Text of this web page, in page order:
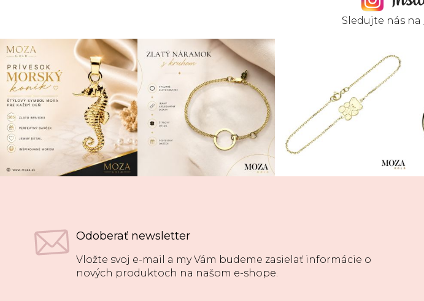
Sledujte nás na
Odoberať newsletter
Vložte svoj e-mail a my Vám budeme zasielať informácie o
nových produktoch na našom e-shope.